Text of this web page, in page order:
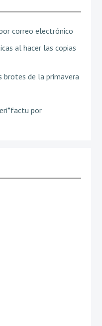
correo electrónico
al hacer las copias
brotes de la primavera
por